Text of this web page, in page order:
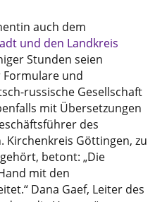
auch dem
und den Landkreis
Stunden seien
und
russische Gesellschaft
mit Übersetzungen
des
Kirchenkreis Göttingen, zu
betont: „Die
mit den
Dana Gaef, Leiter des